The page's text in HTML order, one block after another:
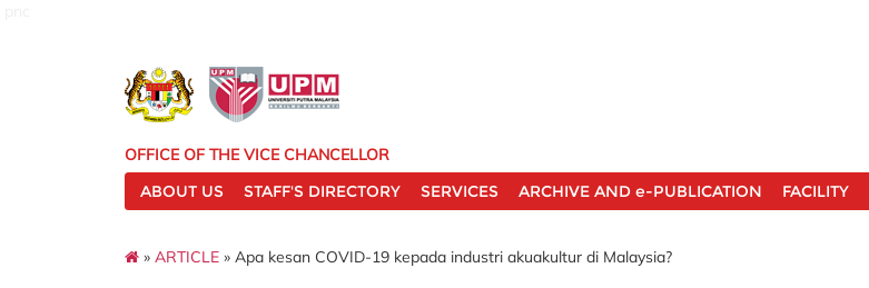
OFFICE OF THE VICE CHANCELLOR
ABOUT US
STAFF'S DIRECTORY SERVICES ARCHIVE AND e-PUBLICATION FACILITY
» ARTICLE » Apa kesan COVID-19 kepada industri akuakultur di Malaysia?